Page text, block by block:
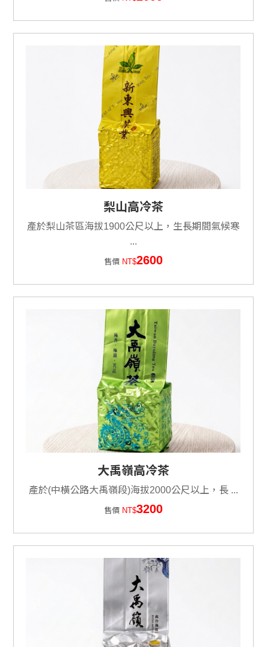
梨山高冷茶
產於梨山茶區海拔1900公尺以上，生長期間氣候寒
...
售價 NT$2600
大禹嶺高冷茶
產於(中橫公路大禹嶺段)海拔2000公尺以上，長 ...
售價 NT$3200